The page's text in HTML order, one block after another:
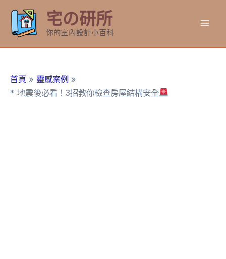
要
宅の研所
你的室內設計小百科
首頁
靈感案例
* 地震後必看！3招教你檢查房屋結構安全